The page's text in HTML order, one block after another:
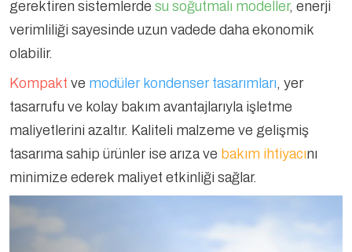
gerektiren sistemlerde su soğutmalı modeller, enerji
verimliliği sayesinde uzun vadede daha ekonomik
olabilir.
Kompakt ve modüler kondenser tasarımları, yer
tasarrufu ve kolay bakım avantajlarıyla işletme
maliyetlerini azaltır. Kaliteli malzeme ve gelişmiş
tasarıma sahip ürünler ise arıza ve bakım ihtiyacını
minimize ederek maliyet etkinliği sağlar.